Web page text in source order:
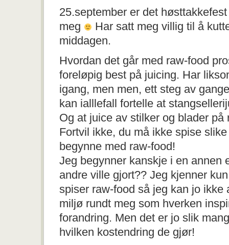
25.september er det
meg
Har satt meg villig til å
middagen.
Hvordan det går med raw-food
foreløpig best på juicing. Har
igang, men men, ett steg av
kan ialllefall fortelle at
Og at juice av stilker og blader på
Fortvil ikke, du må ikke spise
begynne med raw-food!
Jeg begynner kanskje i en annen
andre ville gjort?? Jeg kjenner
spiser raw-food så jeg kan jo ikke
miljø rundt meg som hverken
forandring. Men det er jo slik
hvilken kostendring de gjør!